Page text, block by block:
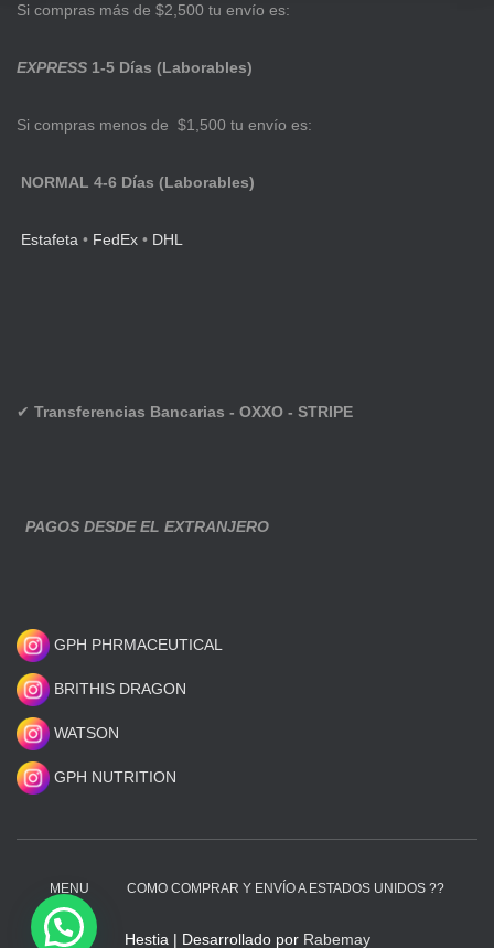
Si compras más de $2,500 tu envío es:
EXPRESS 1-5 Días (Laborables)
Si compras menos de $1,500 tu envío es:
NORMAL 4-6 Días (Laborables)
Estafeta • FedEx • DHL
✔ Transferencias Bancarias - OXXO - STRIPE
PAGOS DESDE EL EXTRANJERO
GPH PHRMACEUTICAL
BRITHIS DRAGON
WATSON
GPH NUTRITION
MENU COMO COMPRAR Y ENVÍO A ESTADOS UNIDOS ??
Hestia | Desarrollado por Rabemay